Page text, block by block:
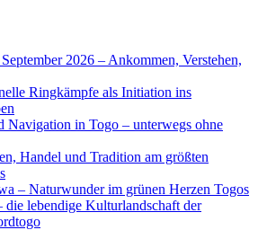
2026 – Ankommen, Verstehen,
Ringkämpfe als Initiation ins
Navigation in Togo – unterwegs ohne
Handel und Tradition am größten
– Naturwunder im grünen Herzen Togos
die lebendige Kulturlandschaft der